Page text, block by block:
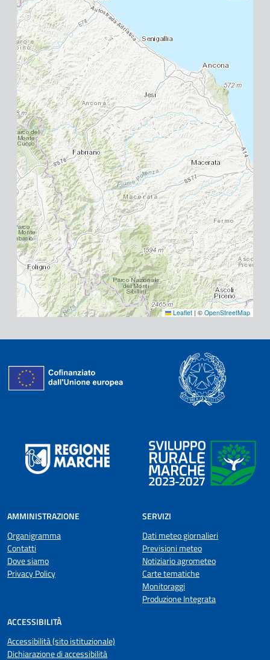
Leaflet | © OpenStreetMap
AMMINISTRAZIONE
Organigramma
Contatti
Dove siamo
Privacy Policy
SERVIZI
Dati meteo giornalieri
Previsioni meteo
Notiziario agrometeo
Carte tematiche
Monitoraggi
Produzione Integrata
ACCESSIBILITÀ
Accessibilità (sito istituzionale)
Dichiarazione di accessibilità